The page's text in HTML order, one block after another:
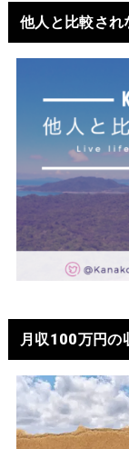
他人と比較され
月収100万円の